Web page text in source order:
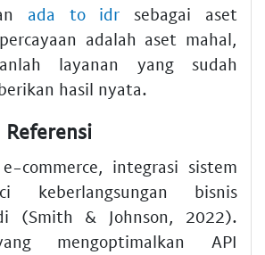
ada to idr sebagai aset
adalah aset mahal,
layanan yang sudah
hasil nyata.
Referensi
commerce, integrasi sistem
keberlangsungan bisnis
(Smith & Johnson, 2022).
mengoptimalkan API